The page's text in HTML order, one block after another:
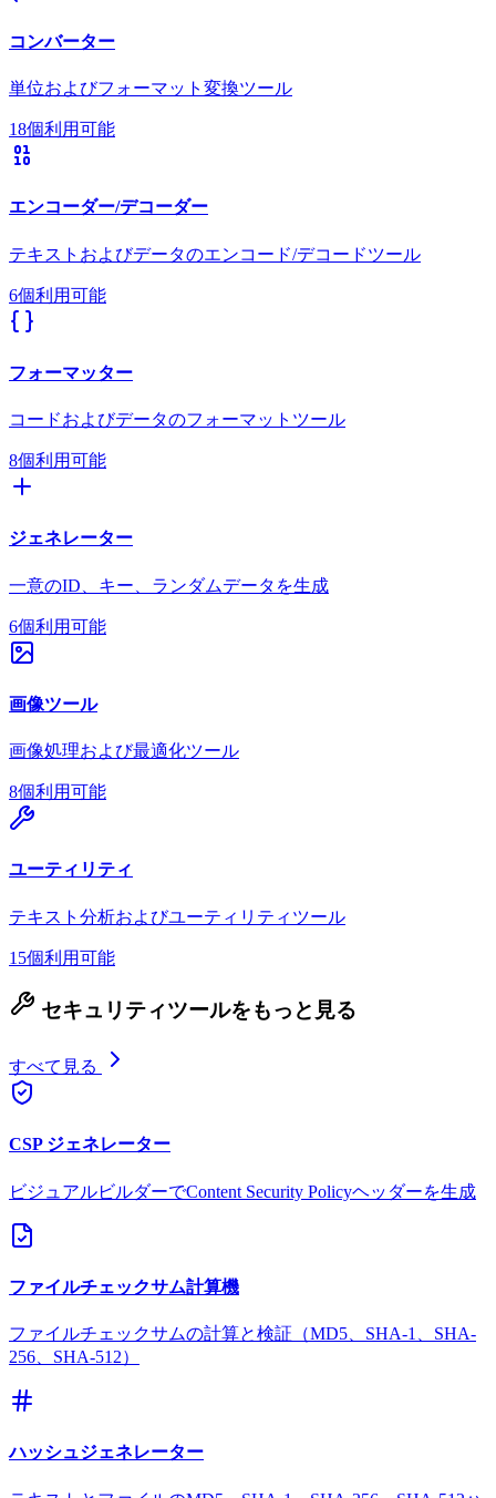
コンバーター
単位およびフォーマット変換ツール
18個利用可能
エンコーダー/デコーダー
テキストおよびデータのエンコード/デコードツール
6個利用可能
フォーマッター
コードおよびデータのフォーマットツール
8個利用可能
ジェネレーター
一意のID、キー、ランダムデータを生成
6個利用可能
画像ツール
画像処理および最適化ツール
8個利用可能
ユーティリティ
テキスト分析およびユーティリティツール
15個利用可能
セキュリティツールをもっと見る
すべて見る
CSP ジェネレーター
ビジュアルビルダーでContent Security Policyヘッダーを生成
ファイルチェックサム計算機
ファイルチェックサムの計算と検証（MD5、SHA-1、SHA-
256、SHA-512）
ハッシュジェネレーター